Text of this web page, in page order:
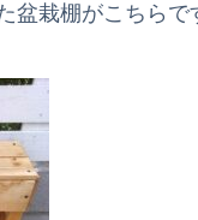
盆栽棚がこちらで